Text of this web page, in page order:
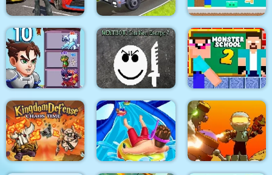
Gangster Shooting
Police Game
Indian Truck
Simulator 3D
Noob Huggy Winter
Hero Tower Wars
Nextbot: Can You
Escape?
Monster School
Challenge 2